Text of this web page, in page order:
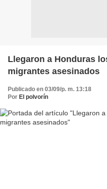
Llegaron a Honduras
migrantes asesinados
Publicado en 03/09/p. m. 13:18
Por El polvorín